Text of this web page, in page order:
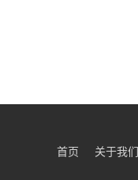
首页 关于我们